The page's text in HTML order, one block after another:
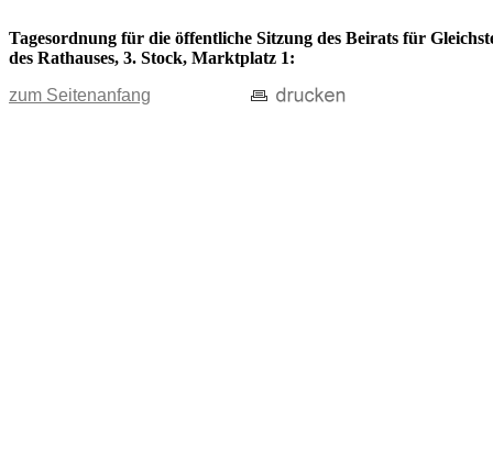
Tagesordnung für die öffentliche Sitzung des Beirats für
des Rathauses, 3. Stock, Marktplatz 1:
zum Seitenanfang